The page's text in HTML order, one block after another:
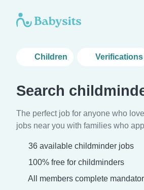
Children Verifications
Search
The perfect job for anyone who
jobs near you with families who
36 available childminder jobs
100% free for childminders
All members complete